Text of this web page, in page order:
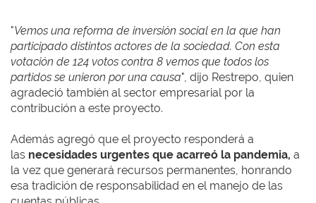
"Vemos una reforma de inversión social en la que han
participado distintos actores de la sociedad. Con esta
votación de 124 votos contra 8 vemos que todos los
partidos se unieron por una causa", dijo Restrepo, quien
agradeció también al sector empresarial por la
contribución a este proyecto.
Además agregó que el proyecto responderá a
las necesidades urgentes que acarreó la pandemia, a
la vez que generará recursos permanentes, honrando
esa tradición de responsabilidad en el manejo de las